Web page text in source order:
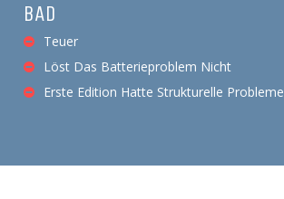
BAD
Teuer
Löst Das Batterieproblem Nicht
Erste Edition Hatte Strukturelle Probleme